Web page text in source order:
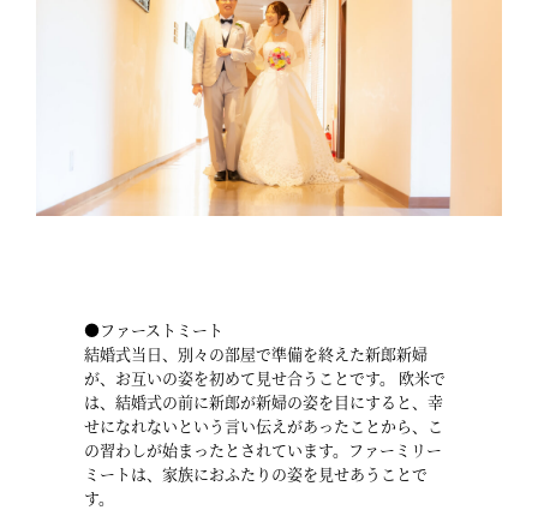
●ファーストミート
結婚式当日、別々の部屋で準備を終えた新郎新婦
が、お互いの姿を初めて見せ合うことです。 欧米で
は、結婚式の前に新郎が新婦の姿を目にすると、幸
せになれないという言い伝えがあったことから、こ
の習わしが始まったとされています。ファーミリー
ミートは、家族におふたりの姿を見せあうことで
す。